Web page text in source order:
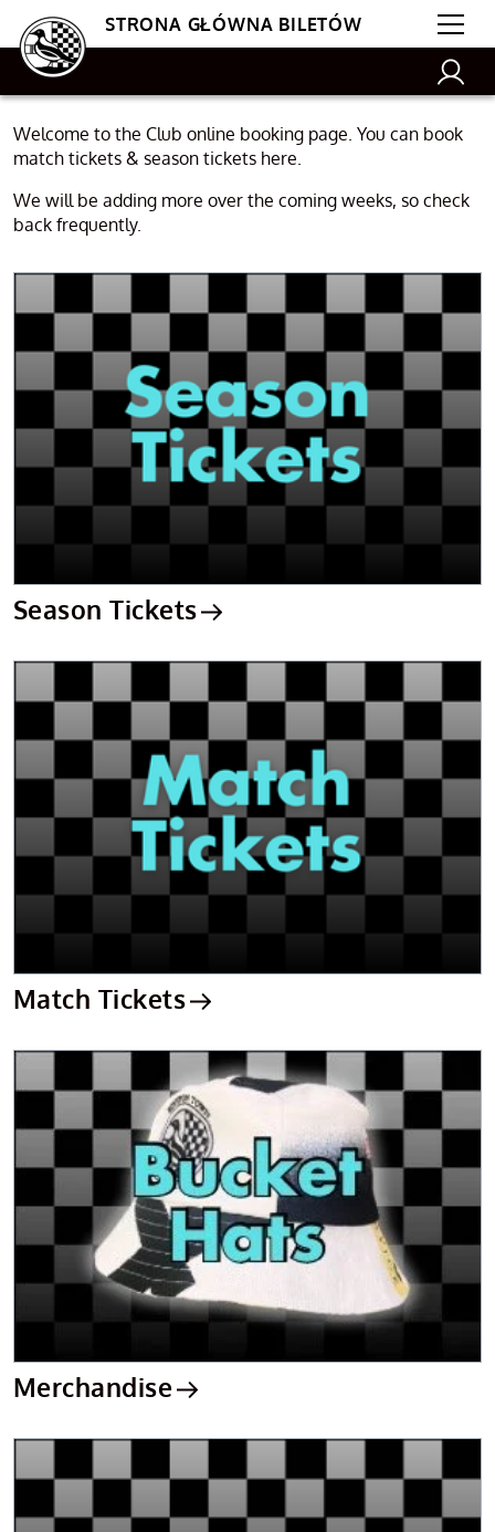
STRONA GŁÓWNA BILETÓW
Welcome to the Club online booking page. You can book
match tickets & season tickets here.
We will be adding more over the coming weeks, so check
back frequently.
Season Tickets
Match Tickets
Merchandise